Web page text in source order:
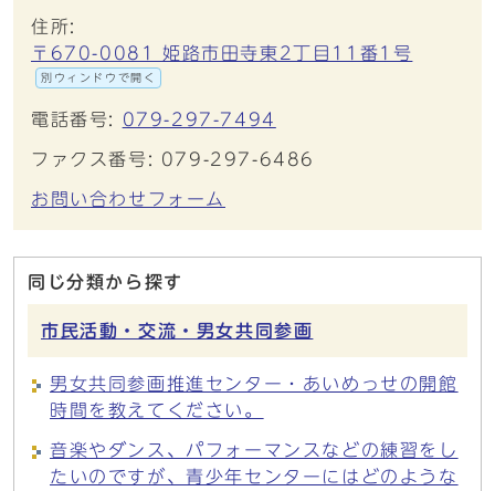
住所:
〒670-0081 姫路市田寺東2丁目11番1号
別ウィンドウで開く
電話番号: 079-297-7494
ファクス番号: 079-297-6486
お問い合わせフォーム
同じ分類から探す
市民活動・交流・男女共同参画
男女共同参画推進センター・あいめっせの開館
時間を教えてください。
音楽やダンス、パフォーマンスなどの練習をし
たいのですが、青少年センターにはどのような